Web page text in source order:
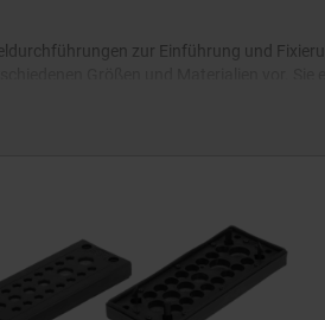
zur Einführung und
gefertigte Gehäuse, eignen sich